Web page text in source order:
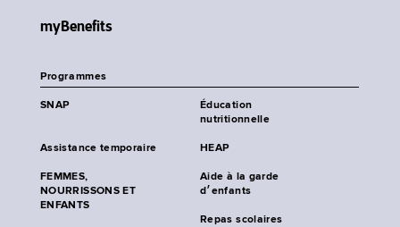
myBenefits
Programmes
SNAP
Éducation
nutritionnelle
Assistance temporaire HEAP
FEMMES,
NOURRISSONS ET
ENFANTS
Aide à la garde
d׳enfants
Repas scolaires